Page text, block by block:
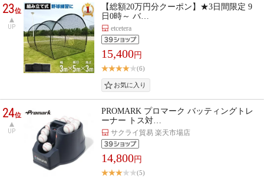
23位
UP
【総額20万円分クーポン】★3日間限定 9
日0時～ バ…
etcetera
15,400円
(6)
24位
UP
PROMARK プロマーク バッティングトレ
ーナー トス対…
サクライ貿易 楽天市場店
14,800円
(5)